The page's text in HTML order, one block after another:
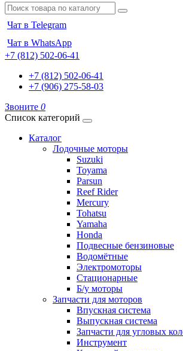
Чат в Telegram
Чат в WhatsApp
+7 (812) 502-06-41
+7 (812) 502-06-41
+7 (906) 275-58-03
Звоните 0
Список категорий
Каталог
Лодочные моторы
Suzuki
Toyama
Parsun
Reef Rider
Mercury
Tohatsu
Yamaha
Honda
Подвесные бензиновые
Водомётные
Электромоторы
Стационарные
Б/у моторы
Запчасти для моторов
Впускная система
Выпускная система
Запчасти для угловых
Инструмент